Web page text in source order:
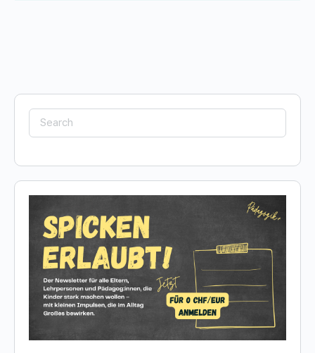
Search
for: